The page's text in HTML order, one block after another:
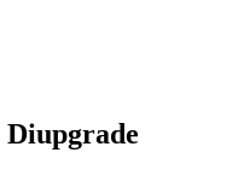
Diupgrade